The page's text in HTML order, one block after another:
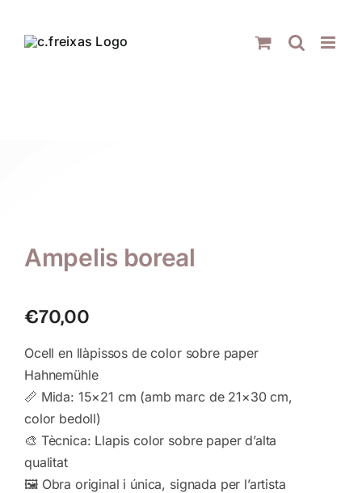
Ampelis boreal
€70,00
Ocell en llàpissos de color sobre paper
Hahnemühle
📏 Mida: 15×21 cm (amb marc de 21×30 cm,
color bedoll)
🎨 Tècnica: Llapis color sobre paper d’alta
qualitat
🖼 Obra original i única, signada per l’artista